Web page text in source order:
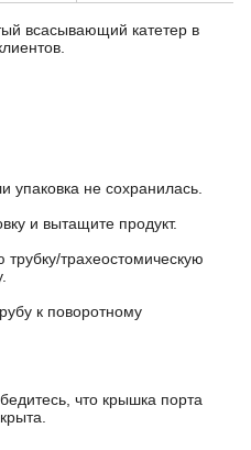
всасывающий катетер в
упаковка не сохранилась.
и вытащите продукт.
трахеостомическую
к поворотному
что крышка порта